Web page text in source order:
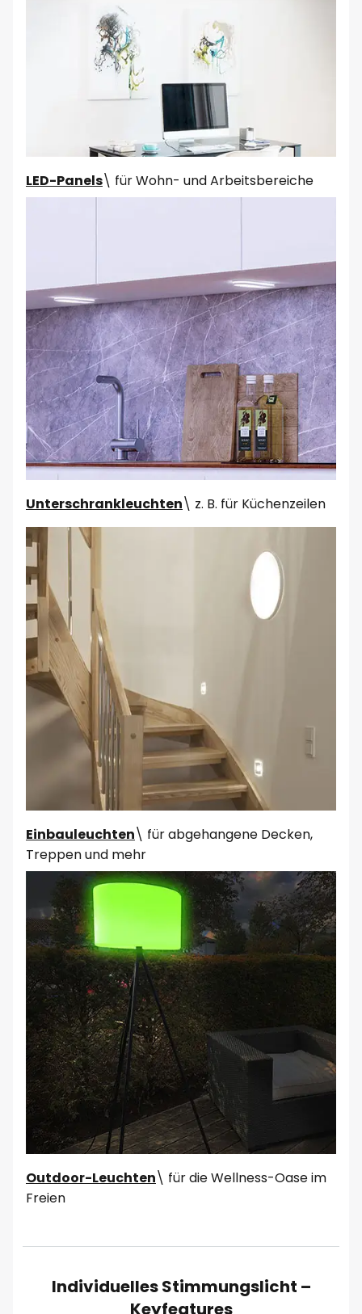
LED-Panels\ für Wohn- und Arbeitsbereiche
Unterschrankleuchten\ z. B. für Küchenzeilen
Einbauleuchten\ für abgehangene Decken,
Treppen und mehr
Outdoor-Leuchten\ für die Wellness-Oase im
Freien
Individuelles Stimmungslicht –
Keyfeatures